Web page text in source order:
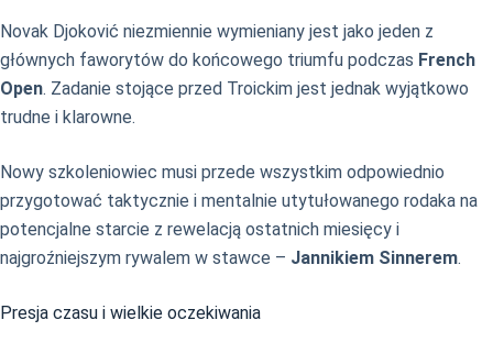
Novak Djoković niezmiennie wymieniany jest jako jeden z
głównych faworytów do końcowego triumfu podczas French
Open. Zadanie stojące przed Troickim jest jednak wyjątkowo
trudne i klarowne.
Nowy szkoleniowiec musi przede wszystkim odpowiednio
przygotować taktycznie i mentalnie utytułowanego rodaka na
potencjalne starcie z rewelacją ostatnich miesięcy i
najgroźniejszym rywalem w stawce – Jannikiem Sinnerem.
Presja czasu i wielkie oczekiwania